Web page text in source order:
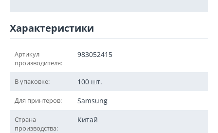
Характеристики
Артикул
производителя:
983052415
В упаковке: 100 шт.
Для принтеров: Samsung
Страна
производства:
Китай